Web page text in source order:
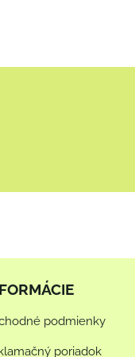
podmienky
poriadok